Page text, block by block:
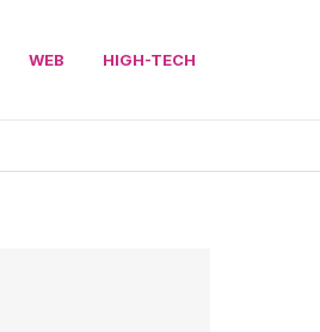
WEB HIGH-TECH